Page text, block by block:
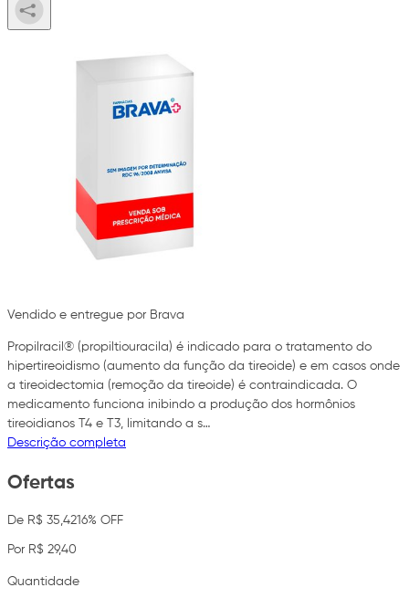
Vendido e entregue por Brava
Propilracil® (propiltiouracila) é indicado para o tratamento do
hipertireoidismo (aumento da função da tireoide) e em casos onde
a tireoidectomia (remoção da tireoide) é contraindicada. O
medicamento funciona inibindo a produção dos hormônios
tireoidianos T4 e T3, limitando a s…
Descrição completa
Ofertas
De R$ 35,4216% OFF
Por R$ 29,40
Quantidade